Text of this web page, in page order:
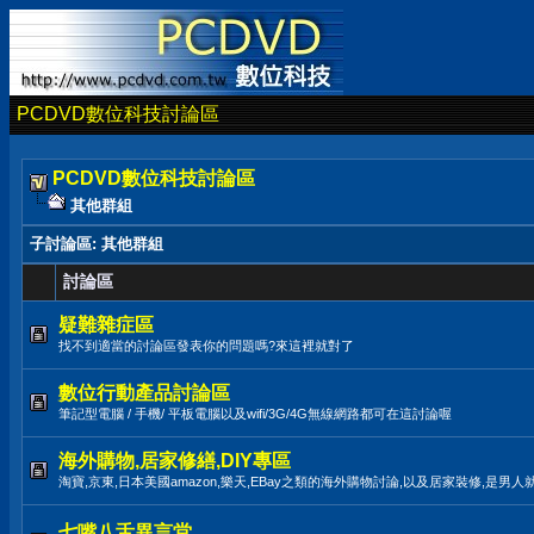
PCDVD數位科技討論區
PCDVD數位科技討論區
其他群組
子討論區: 其他群組
討論區
疑難雜症區
找不到適當的討論區發表你的問題嗎?來這裡就對了
數位行動產品討論區
筆記型電腦 / 手機/ 平板電腦以及wifi/3G/4G無線網路都可在這討論喔
海外購物,居家修繕,DIY專區
淘寶,京東,日本美國amazon,樂天,EBay之類的海外購物討論,以及居家裝修,是男人